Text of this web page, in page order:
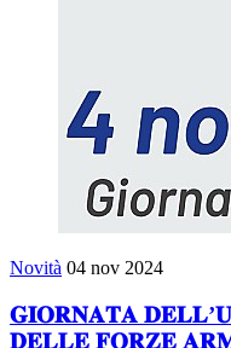
Novità 04 nov 2024
𝐆𝐈𝐎𝐑𝐍𝐀𝐓𝐀
𝐃𝐄𝐋𝐋𝐄 𝐅𝐎𝐑𝐙𝐄